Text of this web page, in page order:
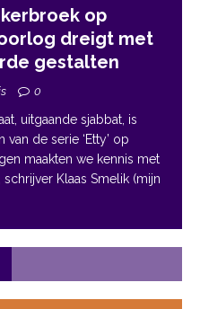
op
dreigt met
gestalten
0
uitgaande sjabbat, is
de serie ‘Etty’ op
maakten we kennis met
Klaas Smelik (mijn